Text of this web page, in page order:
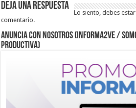
Deja una respuesta
Lo siento, debes
comentario.
ANUNCIA CON NOSOTROS (Informa2ve /
Productiva)